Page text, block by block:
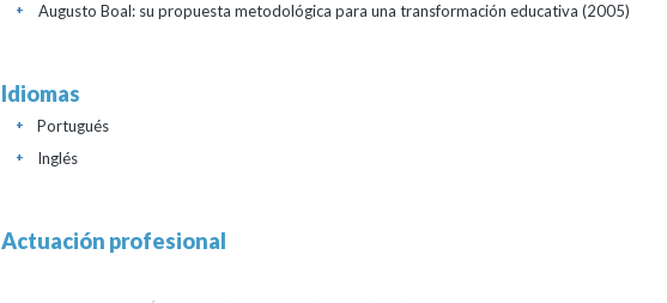
Augusto Boal: su propuesta metodológica para una transformación educativa (2005)
+
Idiomas
Portugués
+
Inglés
+
Actuación profesional